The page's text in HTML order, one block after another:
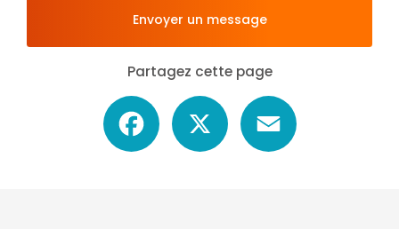
Envoyer un message
Partagez cette page
Facebook